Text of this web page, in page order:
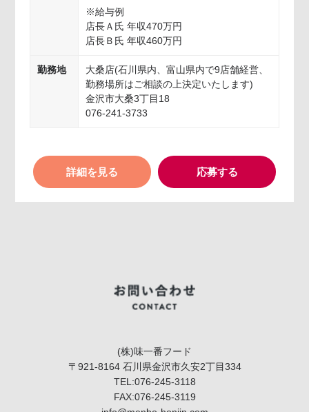
※給与例
店長Ａ氏 年収470万円
店長Ｂ氏 年収460万円
勤務地
大桑店(石川県内、富山県内で9店舗経営、
勤務場所はご相談の上決定いたします)
金沢市大桑3丁目18
076-241-3733
詳細を見る 応募する
(株)味一番フード
〒921-8164 石川県金沢市久安2丁目334
TEL:076-245-3118
FAX:076-245-3119